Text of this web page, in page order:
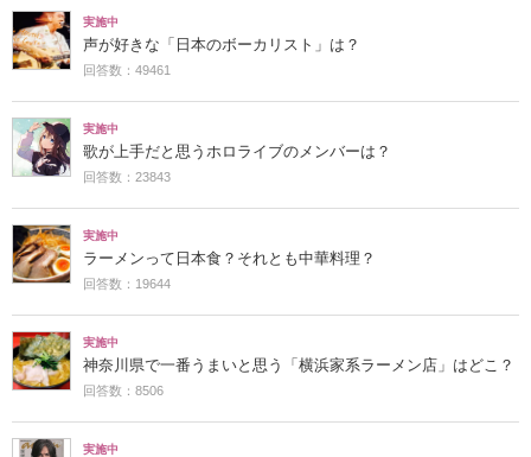
実施中
声が好きな「日本のボーカリスト」は？
回答数：49461
実施中
歌が上手だと思うホロライブのメンバーは？
回答数：23843
実施中
ラーメンって日本食？それとも中華料理？
回答数：19644
実施中
神奈川県で一番うまいと思う「横浜家系ラーメン店」はどこ？
回答数：8506
実施中